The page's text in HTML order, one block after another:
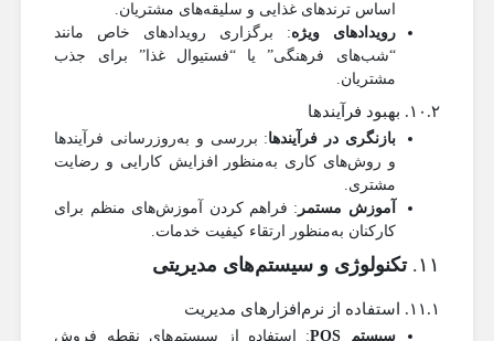
اساس ترندهای غذایی و سلیقه‌های مشتریان.
رویدادهای ویژه: برگزاری رویدادهای خاص مانند
“شب‌های فرهنگی” یا “فستیوال غذا” برای جذب
مشتریان.
۱۰.۲. بهبود فرآیندها
بازنگری در فرآیندها: بررسی و به‌روزرسانی فرآیندها
و روش‌های کاری به‌منظور افزایش کارایی و رضایت
مشتری.
آموزش مستمر: فراهم کردن آموزش‌های منظم برای
کارکنان به‌منظور ارتقاء کیفیت خدمات.
۱۱. تکنولوژی و سیستم‌های مدیریتی
۱۱.۱. استفاده از نرم‌افزارهای مدیریت
سیستم POS : استفاده از سیستم‌های نقطه فروش